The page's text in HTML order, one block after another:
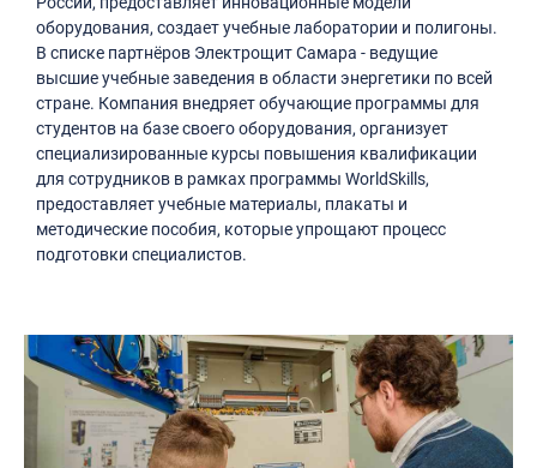
оборудования, создает учебные лаборатории и полигоны.
В списке партнёров Электрощит Самара - ведущие
высшие учебные заведения в области энергетики по всей
стране. Компания внедряет обучающие программы для
студентов на базе своего оборудования, организует
специализированные курсы повышения квалификации
для сотрудников в рамках программы WorldSkills,
предоставляет учебные материалы, плакаты и
методические пособия, которые упрощают процесс
подготовки специалистов.